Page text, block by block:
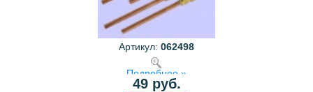
Артикул: 062498
Подробнее »
49 руб.